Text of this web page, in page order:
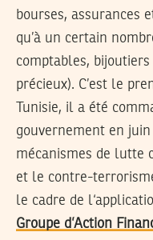
bourses, assurances
qu’à un certain
comptables,
précieux). C’est le
Tunisie, il a été
gouvernement en
mécanismes de lutte
et le contre-
le cadre de
Groupe d’Action